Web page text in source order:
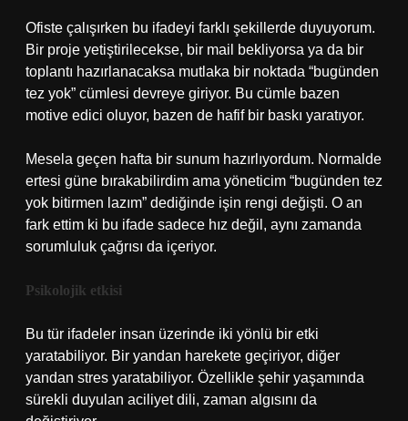
Ofiste çalışırken bu ifadeyi farklı şekillerde duyuyorum.
Bir proje yetiştirilecekse, bir mail bekliyorsa ya da bir
toplantı hazırlanacaksa mutlaka bir noktada “bugünden
tez yok” cümlesi devreye giriyor. Bu cümle bazen
motive edici oluyor, bazen de hafif bir baskı yaratıyor.
Mesela geçen hafta bir sunum hazırlıyordum. Normalde
ertesi güne bırakabilirdim ama yöneticim “bugünden tez
yok bitirmen lazım” dediğinde işin rengi değişti. O an
fark ettim ki bu ifade sadece hız değil, aynı zamanda
sorumluluk çağrısı da içeriyor.
Psikolojik etkisi
Bu tür ifadeler insan üzerinde iki yönlü bir etki
yaratabiliyor. Bir yandan harekete geçiriyor, diğer
yandan stres yaratabiliyor. Özellikle şehir yaşamında
sürekli duyulan aciliyet dili, zaman algısını da